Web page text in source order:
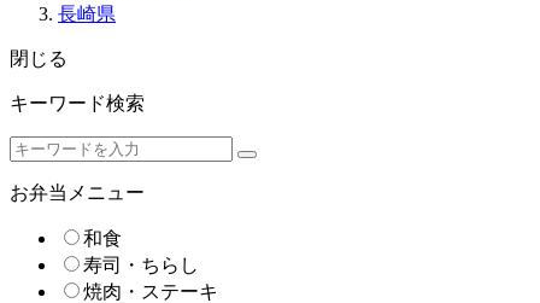
長崎県
閉じる
キーワード検索
お弁当メニュー
和食
寿司・ちらし
焼肉・ステーキ